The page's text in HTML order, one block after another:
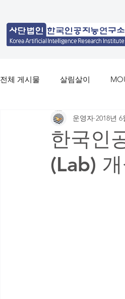
전체 게시물 살림살이
한국인
(Lab)
운영자 2018년 6